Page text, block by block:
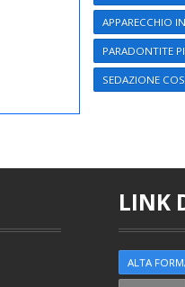
APPARECCHIO
PARADONTITE
SEDAZIONE
LINK
ALTA